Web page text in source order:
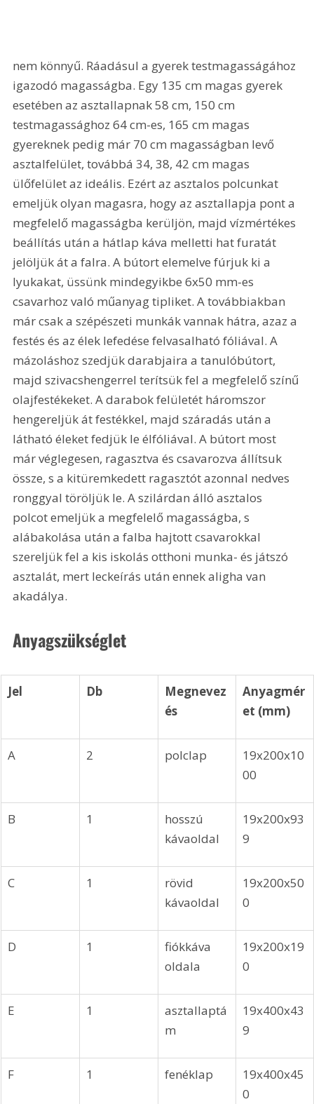
nem könnyű. Ráadásul a gyerek testmagasságához
igazodó magasságba. Egy 135 cm magas gyerek
esetében az asztallapnak 58 cm, 150 cm
testmagassághoz 64 cm-es, 165 cm magas
gyereknek pedig már 70 cm magasságban levő
asztalfelület, továbbá 34, 38, 42 cm magas
ülőfelület az ideális. Ezért az asztalos polcunkat
emeljük olyan magasra, hogy az asztallapja pont a
megfelelő magasságba kerüljön, majd vízmértékes
beállítás után a hátlap káva melletti hat furatát
jelöljük át a falra. A bútort elemelve fúrjuk ki a
lyukakat, üssünk mindegyikbe 6x50 mm-es
csavarhoz való műanyag tipliket. A továbbiakban
már csak a szépészeti munkák vannak hátra, azaz a
festés és az élek lefedése felvasalható fóliával. A
mázoláshoz szedjük darabjaira a tanulóbútort,
majd szivacshengerrel terítsük fel a megfelelő színű
olajfestékeket. A darabok felületét háromszor
hengereljük át festékkel, majd száradás után a
látható éleket fedjük le élfóliával. A bútort most
már véglegesen, ragasztva és csavarozva állítsuk
össze, s a kitüremkedett ragasztót azonnal nedves
ronggyal töröljük le. A szilárdan álló asztalos
polcot emeljük a megfelelő magasságba, s
alábakolása után a falba hajtott csavarokkal
szereljük fel a kis iskolás otthoni munka- és játszó
asztalát, mert leckeírás után ennek aligha van
akadálya.
Anyagszükséglet
Jel Db
Megnevez
és
Anyagmér
et (mm)
A 2 polclap
19x200x10
00
B 1
hosszú
kávaoldal
19x200x93
9
C 1
rövid
kávaoldal
19x200x50
0
D 1
fiókkáva
oldala
19x200x19
0
E 1
asztallaptá
m
19x400x43
9
F 1 fenéklap
19x400x45
0